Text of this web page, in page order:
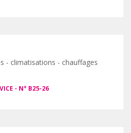
- climatisations - chauffages
B25-26